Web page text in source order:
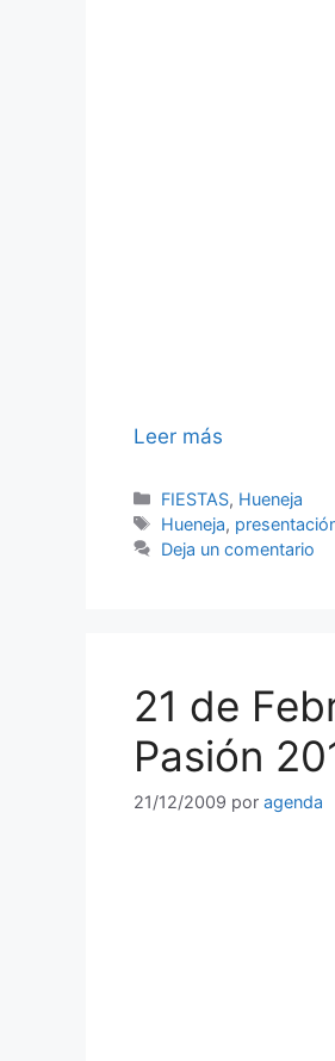
Leer más
Categorías
FIESTAS, Hueneja
Etiquetas
Hueneja,
Deja un comentario
21 de
Pasión
21/12/2009 por agenda